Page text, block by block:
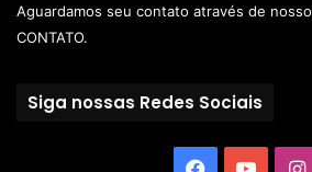
Aguardamos seu contato através de nosso
CONTATO.
Siga nossas Redes Sociais